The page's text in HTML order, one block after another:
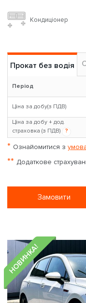
Кондиціонер
Прокат без водія
Період
Ціна за добу(з ПДВ)
Ціна за добу + дод.
страховка (з ПДВ)
?
* Ознайомитися з
** Додаткове
Замовити
НОВИНКА!